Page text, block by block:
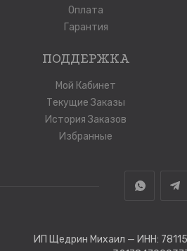
Оплата
Гарантия
ПОДДЕРЖКА
Мой Кабинет
Текущие Заказы
История Заказов
Избранные
ИП Щедрин Михаил — ИНН: